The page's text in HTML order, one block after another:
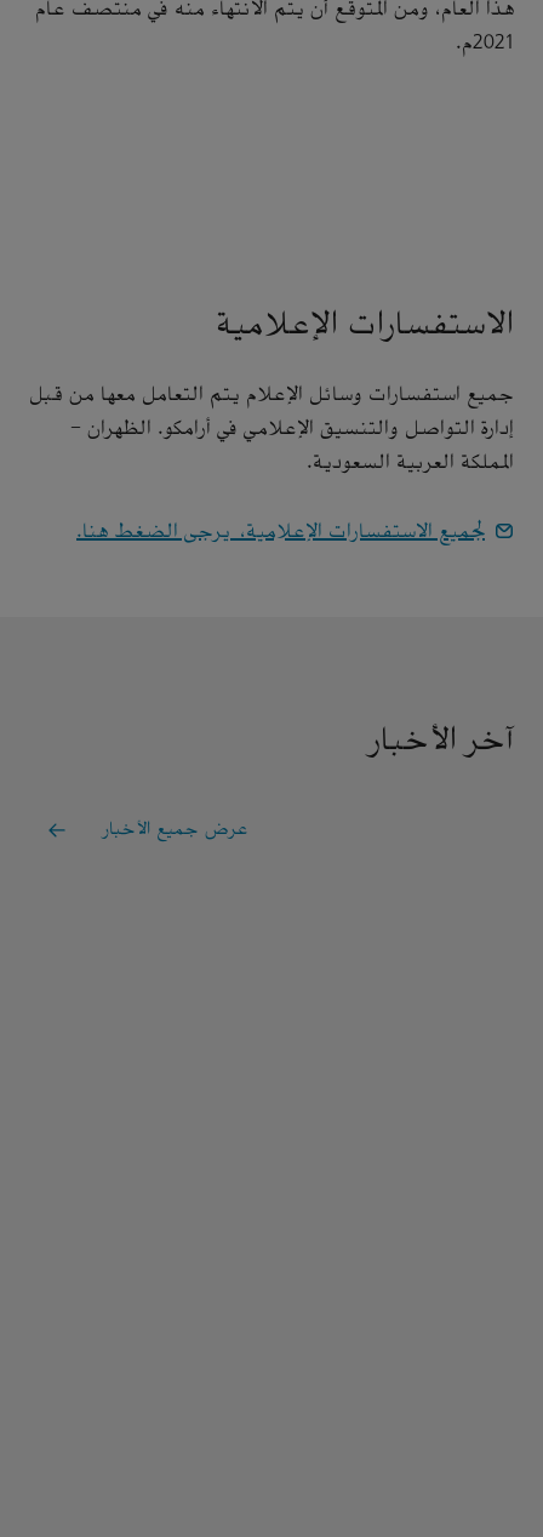
هذا العام، ومن المتوقع أن يتم الانتهاء منه في منتصف عام
2021م.
الاستفسارات الإعلامية
جميع استفسارات وسائل الإعلام يتم التعامل معها من قبل
إدارة التواصل والتنسيق الإعلامي في أرامكو. الظهران -
المملكة العربية السعودية.
لجميع الاستفسارات الإعلامية، يرجى الضغط هنا.
آخر الأخبار
عرض جميع الأخبار